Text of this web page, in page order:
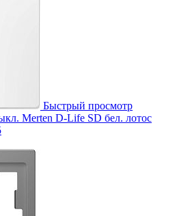
Быстрый просмотр
Merten D-Life SD бел. лотос